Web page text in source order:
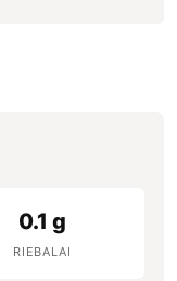
0.1 g
RIEBALAI